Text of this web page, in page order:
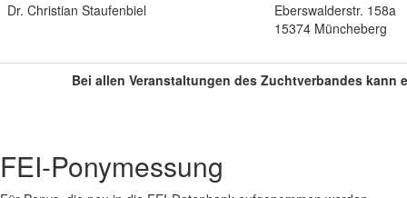
Dr. Christian Staufenbiel
Eberswalderstr. 158a
15374 Müncheberg
Bei allen Veranstaltungen des Zuchtverbandes kann
FEI-Ponymessung